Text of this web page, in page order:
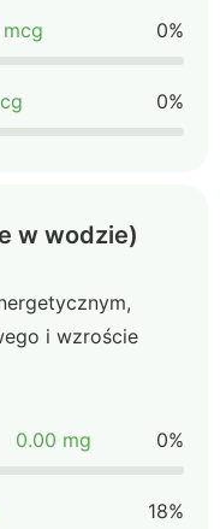
0%
0%
w wodzie)
i wzroście
0.00 mg 0%
18%